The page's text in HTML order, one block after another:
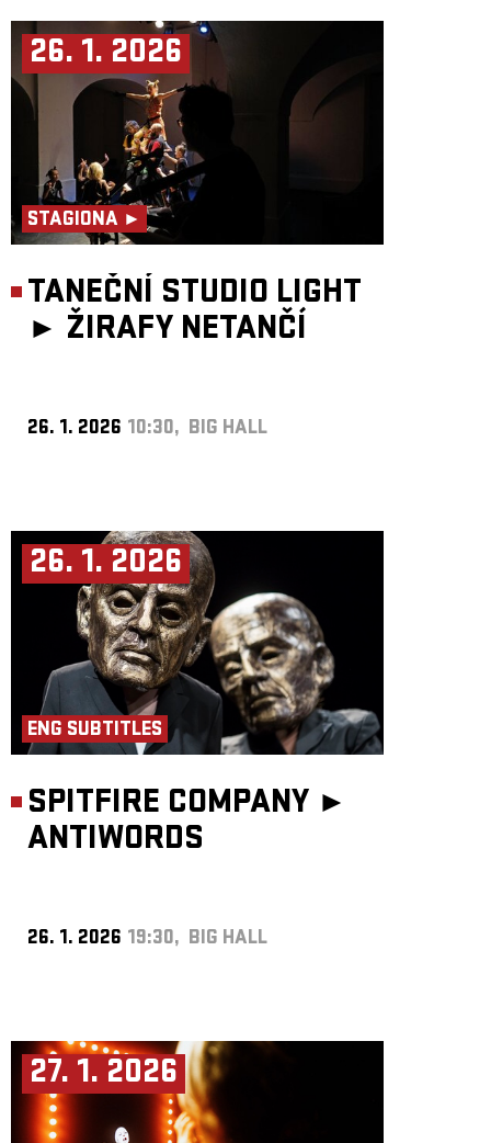
26. 1. 2026
STAGIONA ►
TANEČNÍ STUDIO LIGHT
► ŽIRAFY NETANČÍ
26. 1. 2026 10:30, BIG HALL
26. 1. 2026
ENG SUBTITLES
SPITFIRE COMPANY ►
ANTIWORDS
26. 1. 2026 19:30, BIG HALL
27. 1. 2026